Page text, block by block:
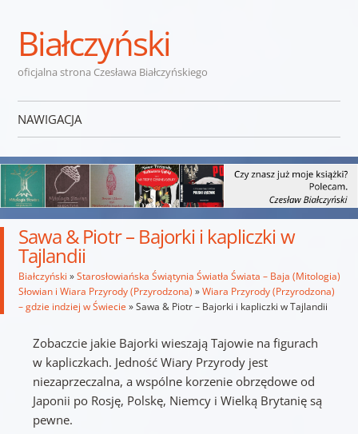
Białczyński
oficjalna strona Czesława Białczyńskiego
NAWIGACJA
Sawa & Piotr – Bajorki i kapliczki w
Tajlandii
Białczyński »Starosłowiańska Świątynia Światła Świata – Baja (Mitologia)
Słowian i Wiara Przyrody (Przyrodzona) »Wiara Przyrody (Przyrodzona)
– gdzie indziej w Świecie »Sawa & Piotr – Bajorki i kapliczki w Tajlandii
Zobaczcie jakie Bajorki wieszają Tajowie na figurach
w kapliczkach. Jedność Wiary Przyrody jest
niezaprzeczalna, a wspólne korzenie obrzędowe od
Japonii po Rosję, Polskę, Niemcy i Wielką Brytanię są
pewne.